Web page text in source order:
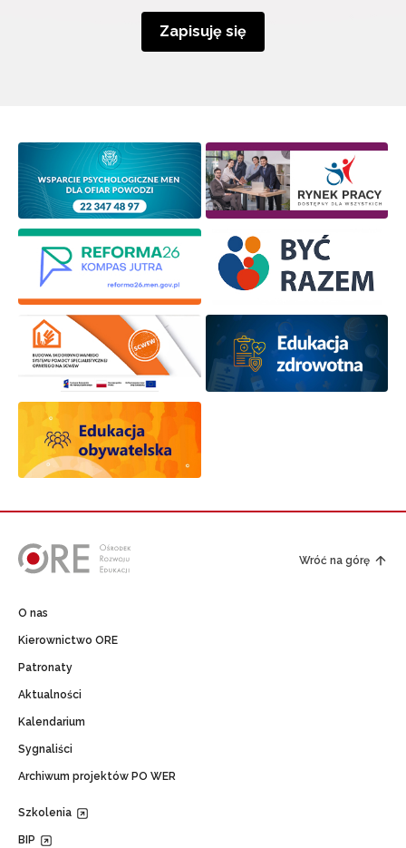
Zapisuję się
Wróć na górę
O nas
Kierownictwo ORE
Patronaty
Aktualności
Kalendarium
Sygnaliści
Archiwum projektów PO WER
Szkolenia
BIP